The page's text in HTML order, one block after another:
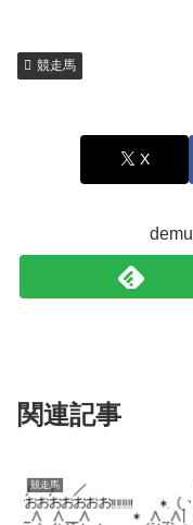
競走馬
X
関連記事
競走馬